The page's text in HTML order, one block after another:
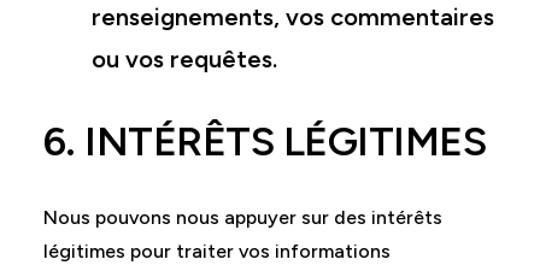
renseignements, vos commentaires
ou vos requêtes.
6. INTÉRÊTS LÉGITIMES
Nous pouvons nous appuyer sur des intérêts
légitimes pour traiter vos informations